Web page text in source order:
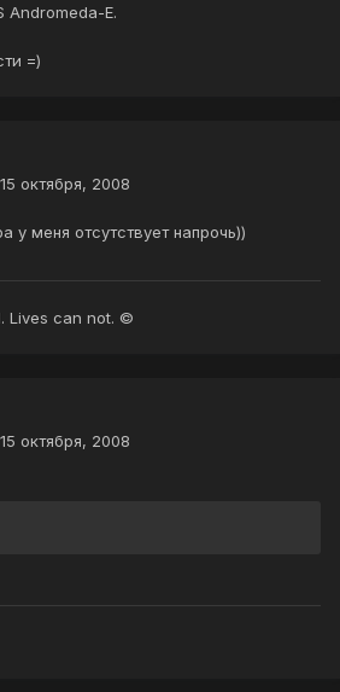
Andromeda-E.
=)
15 октября, 2008
у меня отсутствует напрочь))
Lives can not. ©
15 октября, 2008